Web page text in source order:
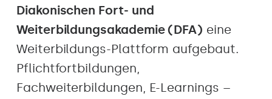
Diakonischen Fort- und
Weiterbildungsakademie (DFA) eine
Weiterbildungs-Plattform aufgebaut.
Pflichtfortbildungen,
Fachweiterbildungen, E-Learnings –